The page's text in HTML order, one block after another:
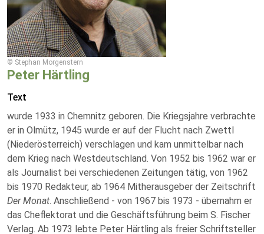
© Stephan Morgenstern
Peter Härtling
Text
wurde 1933 in Chemnitz geboren. Die Kriegsjahre verbrachte
er in Olmütz, 1945 wurde er auf der Flucht nach Zwettl
(Niederösterreich) verschlagen und kam unmittelbar nach
dem Krieg nach Westdeutschland. Von 1952 bis 1962 war er
als Journalist bei verschiedenen Zeitungen tätig, von 1962
bis 1970 Redakteur, ab 1964 Mitherausgeber der Zeitschrift
Der Monat. Anschließend - von 1967 bis 1973 - übernahm er
das Cheflektorat und die Geschäftsführung beim S. Fischer
Verlag. Ab 1973 lebte Peter Härtling als freier Schriftsteller